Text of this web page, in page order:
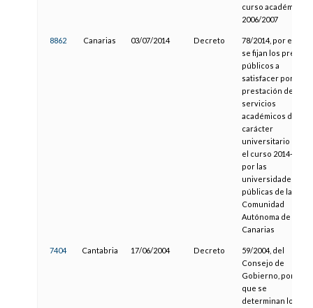
curso académico
2006/2007
8862 Canarias 03/07/2014 Decreto
78/2014, por el que
se fijan los precios
públicos a
satisfacer por la
prestación de
servicios
académicos de
carácter
universitario para
el curso 2014-2015
por las
universidades
públicas de la
Comunidad
Autónoma de
Canarias
7404 Cantabria 17/06/2004 Decreto
59/2004, del
Consejo de
Gobierno, por el
que se
determinan los